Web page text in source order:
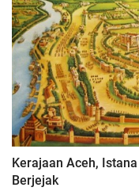
Kerajaan Aceh,
Berjejak